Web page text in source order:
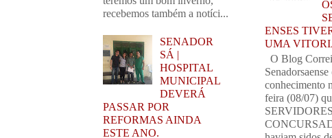
recebemos também a notíci...
SENADOR
SÁ |
HOSPITAL
MUNICIPAL
DEVERÁ
PASSAR POR
REFORMAS AINDA
ESTE ANO.
ENSES
UMA
O Blog
conhecimento
feira (08/07)